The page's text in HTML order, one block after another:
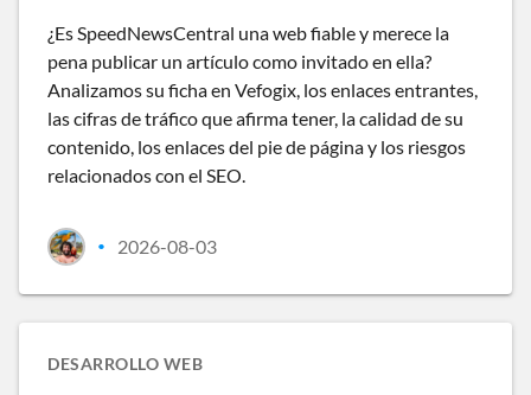
¿Es SpeedNewsCentral una web fiable y merece la
pena publicar un artículo como invitado en ella?
Analizamos su ficha en Vefogix, los enlaces entrantes,
las cifras de tráfico que afirma tener, la calidad de su
contenido, los enlaces del pie de página y los riesgos
relacionados con el SEO.
• 2026-08-03
DESARROLLO WEB